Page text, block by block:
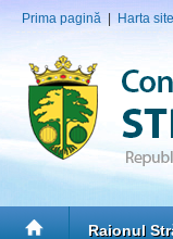
Prima pagină Harta
Raionul